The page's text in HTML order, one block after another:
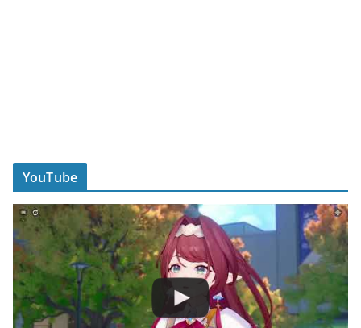
YouTube